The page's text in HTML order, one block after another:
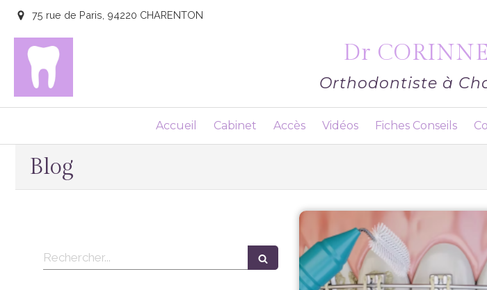
75 rue de Paris, 94220 CHARENTON
Dr
Orthodontiste à
Accueil Cabinet Accès Vidéos Fiches Conseils
Blog
Rechercher